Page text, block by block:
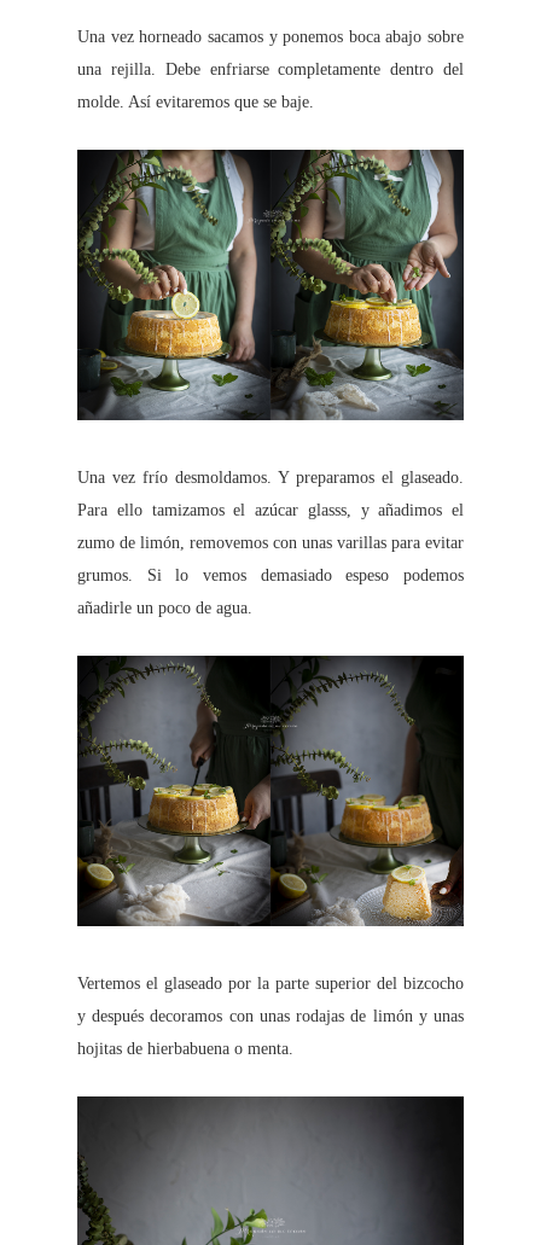
Una vez horneado sacamos y ponemos boca abajo sobre
una rejilla. Debe enfriarse completamente dentro del
molde. Así evitaremos que se baje.
Una vez frío desmoldamos. Y preparamos el glaseado.
Para ello tamizamos el azúcar glasss, y añadimos el
zumo de limón, removemos con unas varillas para evitar
grumos. Si lo vemos demasiado espeso podemos
añadirle un poco de agua.
Vertemos el glaseado por la parte superior del bizcocho
y después decoramos con unas rodajas de limón y unas
hojitas de hierbabuena o menta.